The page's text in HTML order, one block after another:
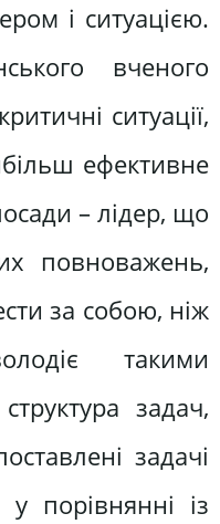
і ситуацією.
вченого
ситуації,
ефективне
– лідер, що
повноважень,
за собою, ніж
такими
задач,
задачі
порівнянні із